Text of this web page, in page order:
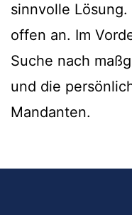
sinnvolle
offen an. Im
Suche nach
und die
Mandanten.